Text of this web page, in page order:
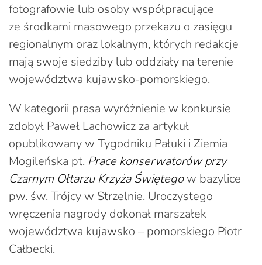
fotografowie lub osoby współpracujące
ze środkami masowego przekazu o zasięgu
regionalnym oraz lokalnym, których redakcje
mają swoje siedziby lub oddziały na terenie
województwa kujawsko-pomorskiego.
W kategorii prasa wyróżnienie w konkursie
zdobył Paweł Lachowicz za artykuł
opublikowany w Tygodniku Pałuki i Ziemia
Mogileńska pt. Prace konserwatorów przy
Czarnym Ołtarzu Krzyża Świętegow bazylice
pw. św. Trójcy w Strzelnie. Uroczystego
wręczenia nagrody dokonał marszałek
województwa kujawsko – pomorskiego Piotr
Całbecki.